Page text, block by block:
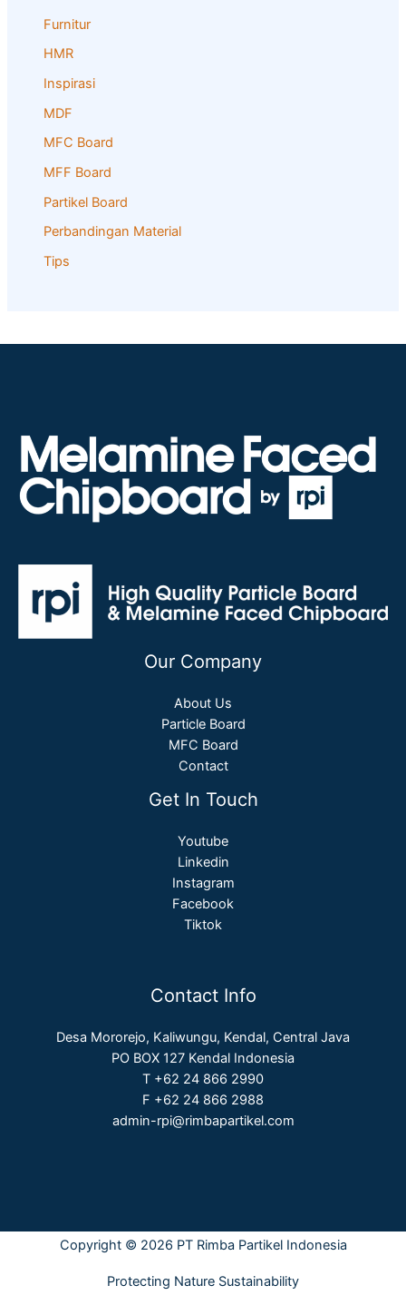
Furnitur
HMR
Inspirasi
MDF
MFC Board
MFF Board
Partikel Board
Perbandingan Material
Tips
Our Company
About Us
Particle Board
MFC Board
Contact
Get In Touch
Youtube
Linkedin
Instagram
Facebook
Tiktok
Contact Info
Desa Mororejo, Kaliwungu, Kendal, Central Java
PO BOX 127 Kendal Indonesia
T +62 24 866 2990
F +62 24 866 2988
admin-rpi@rimbapartikel.com
Copyright © 2026 PT Rimba Partikel Indonesia
Protecting Nature Sustainability